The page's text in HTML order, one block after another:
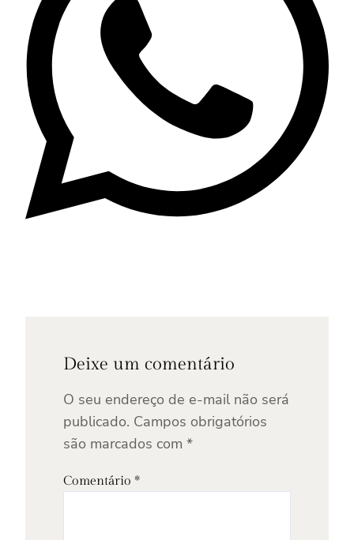
Deixe um comentário
O seu endereço de e-mail não será
publicado. Campos obrigatórios
são marcados com *
Comentário *